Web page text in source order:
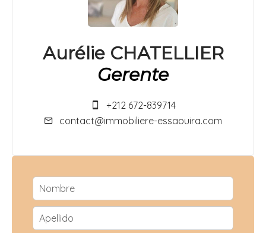
Aurélie CHATELLIER
Gerente
+212 672-839714
contact@immobiliere-essaouira.com